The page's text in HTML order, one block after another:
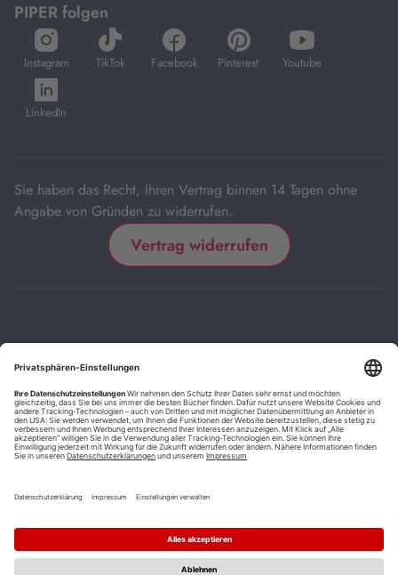
PIPER folgen
Instagram
öffnet
in
neuem
Tab
TikTok
öffnet
in
Facebook
öffnet
in
Pinterest
öffnet
in
Youtube
öffnet
in
LinkedIn
öffnet
in
Sie haben das Recht, Ihren Vertrag binnen 14 Tagen ohne
Angabe von Gründen zu widerrufen.
Vertrag widerrufen
BarrierefreiheitserklärungCookie-Einstellungen
*
Die mit Sternchen (*) gekennzeichneten Links sind Affiliate-Links.
Wenn Sie auf einen solchen Link klicken und auf der Zielseite etwas
kaufen, bekommen wir vom betreffenden Anbieter oder Online-Shop
Kauf oder Preis.
Mehrwertsteuer.
Versand innerhalb Deutschlands versandkostenfrei ab 9,00 €
Bestellwert.